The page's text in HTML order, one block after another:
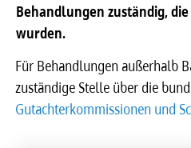
Behandlungen zuständig,
wurden.
Für Behandlungen außerhalb
zuständige Stelle über die
Gutachterkommissionen und